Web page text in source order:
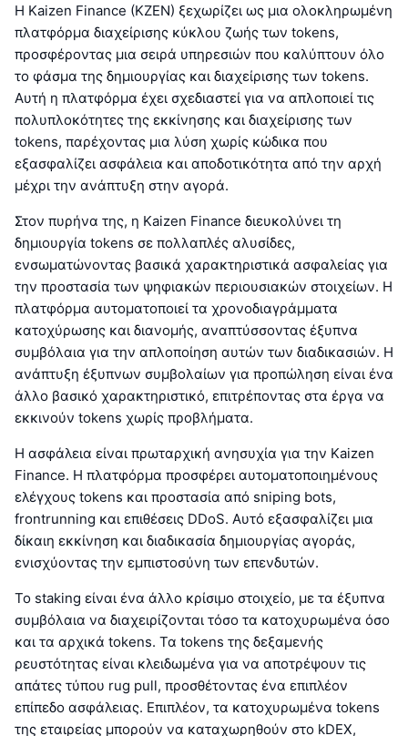
Η Kaizen Finance (KZEN) ξεχωρίζει ως μια ολοκληρωμένη
πλατφόρμα διαχείρισης κύκλου ζωής των tokens,
προσφέροντας μια σειρά υπηρεσιών που καλύπτουν όλο
το φάσμα της δημιουργίας και διαχείρισης των tokens.
Αυτή η πλατφόρμα έχει σχεδιαστεί για να απλοποιεί τις
πολυπλοκότητες της εκκίνησης και διαχείρισης των
tokens, παρέχοντας μια λύση χωρίς κώδικα που
εξασφαλίζει ασφάλεια και αποδοτικότητα από την αρχή
μέχρι την ανάπτυξη στην αγορά.
Στον πυρήνα της, η Kaizen Finance διευκολύνει τη
δημιουργία tokens σε πολλαπλές αλυσίδες,
ενσωματώνοντας βασικά χαρακτηριστικά ασφαλείας για
την προστασία των ψηφιακών περιουσιακών στοιχείων. Η
πλατφόρμα αυτοματοποιεί τα χρονοδιαγράμματα
κατοχύρωσης και διανομής, αναπτύσσοντας έξυπνα
συμβόλαια για την απλοποίηση αυτών των διαδικασιών. Η
ανάπτυξη έξυπνων συμβολαίων για προπώληση είναι ένα
άλλο βασικό χαρακτηριστικό, επιτρέποντας στα έργα να
εκκινούν tokens χωρίς προβλήματα.
Η ασφάλεια είναι πρωταρχική ανησυχία για την Kaizen
Finance. Η πλατφόρμα προσφέρει αυτοματοποιημένους
ελέγχους tokens και προστασία από sniping bots,
frontrunning και επιθέσεις DDoS. Αυτό εξασφαλίζει μια
δίκαιη εκκίνηση και διαδικασία δημιουργίας αγοράς,
ενισχύοντας την εμπιστοσύνη των επενδυτών.
Το staking είναι ένα άλλο κρίσιμο στοιχείο, με τα έξυπνα
συμβόλαια να διαχειρίζονται τόσο τα κατοχυρωμένα όσο
και τα αρχικά tokens. Τα tokens της δεξαμενής
ρευστότητας είναι κλειδωμένα για να αποτρέψουν τις
απάτες τύπου rug pull, προσθέτοντας ένα επιπλέον
επίπεδο ασφάλειας. Επιπλέον, τα κατοχυρωμένα tokens
της εταιρείας μπορούν να καταχωρηθούν στο kDEX,